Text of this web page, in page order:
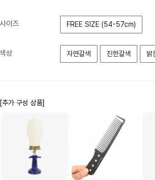
사이즈 FREE SIZE (54-57cm)
색상 자연갈색 진한갈색 밝
[추가 구성 상품]